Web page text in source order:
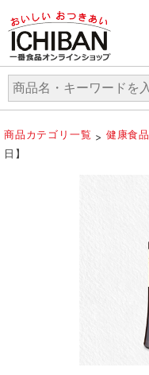
商品カテゴリ一覧 > 健康食品
日】